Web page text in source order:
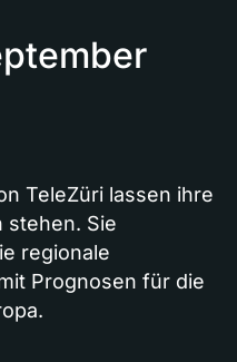
TeleZüri lassen ihre
stehen. Sie
regionale
Prognosen für die